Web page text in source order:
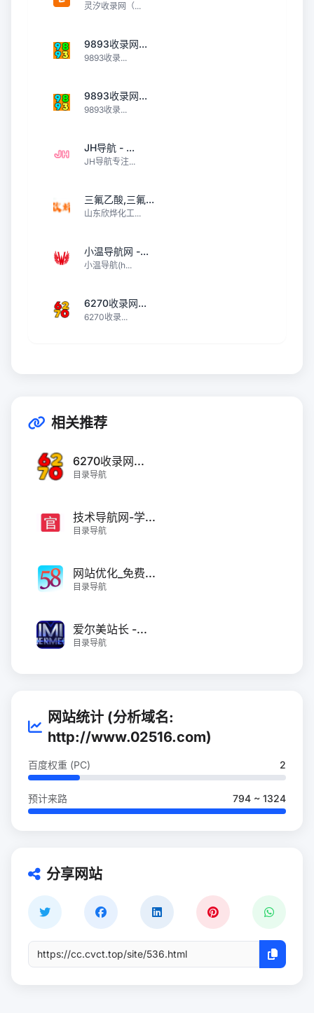
灵汐收录网（...
9893收录网...
9893收录...
9893收录网...
9893收录...
JH导航 - ...
JH导航专注...
三氟乙酸,三氟...
山东欣烨化工...
小温导航网 -...
小温导航(h...
6270收录网...
6270收录...
相关推荐
6270收录网...
目录导航
技术导航网-学...
目录导航
网站优化_免费...
目录导航
爱尔美站长 -...
目录导航
网站统计 (分析域名:
http://www.02516.com)
百度权重 (PC) 2
预计来路 794 ~ 1324
分享网站